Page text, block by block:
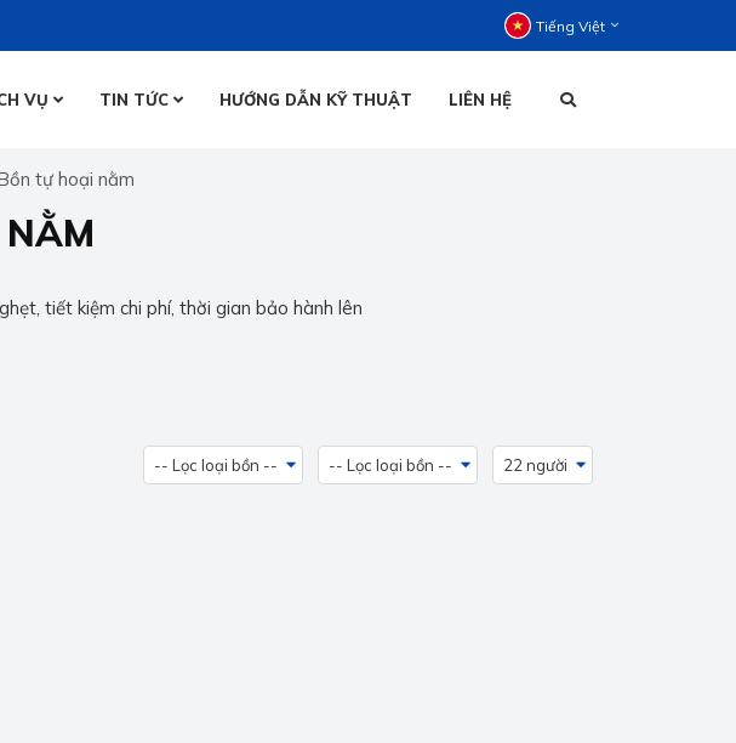
Tiếng Việt
BỒN NƯỚC ĐỨNG
VỤ TIN TỨC HƯỚNG DẪN KỸ THUẬT LIÊN HỆ
tự hoại nằm
tiết kiệm chi phí, thời gian bảo hành lên
-- Lọc loại bồn -- -- Lọc loại bồn -- 22 người